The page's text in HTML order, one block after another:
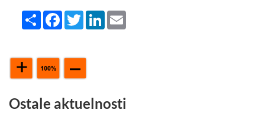
Share FacebookTwitterLinkedIn
Ostale aktuelnosti